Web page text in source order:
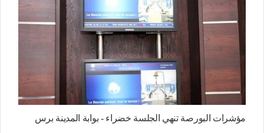
مؤشرات البورصة تنهي الجلسة خضراء - بوابة المدينة برس